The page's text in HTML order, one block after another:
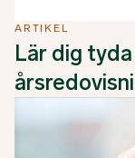
ARTIKEL
Lär dig